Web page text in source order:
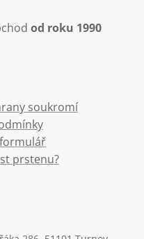
od roku 1990
soukromí
prstenu?